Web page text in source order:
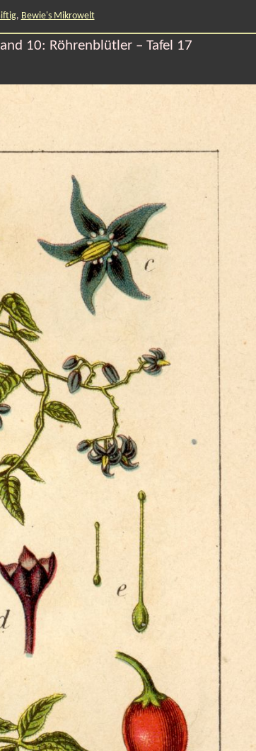
, Bewie's Mikrowelt
10: Röhrenblütler – Tafel 17